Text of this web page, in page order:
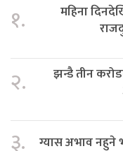
१.
महिना
२.
झन्डै तीन
३. ग्यास अभाव नहुने